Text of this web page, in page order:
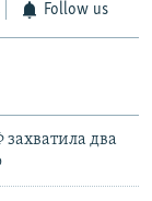
Follow us
два